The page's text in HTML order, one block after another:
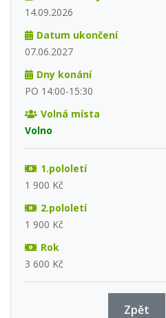
14.09.2026
Datum ukončení
07.06.2027
Dny konání
PO 14:00-15:30
Volná místa
Volno
1.pololetí
1 900 Kč
2.pololetí
1 900 Kč
Rok
3 600 Kč
Zpět